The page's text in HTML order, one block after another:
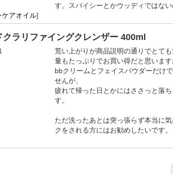
す。スパイシーとかウッディではな
ケアオイル]
ラリファイングクレンザー 400ml
荒い上がりが商品説明の通りでとても
量もたっぷりでお買い得だと思いま
bbクリームとフェイスパウダーだけ
せんが、
疲れて帰った日とかにはささっと落
す。
ただ洗ったあとは突っ張らず本当に
クをされる方にはお勧めしたいです。